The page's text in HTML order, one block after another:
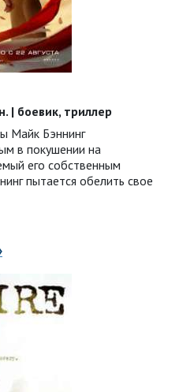
| боевик, триллер
Майк Бэннинг
в покушении на
его собственным
пытается обелить свое